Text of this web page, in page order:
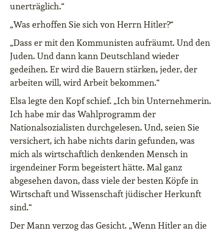
unerträglich.“
„Was erhoffen Sie sich von Herrn Hitler?“
„Dass er mit den Kommunisten aufräumt. Und den
Juden. Und dann kann Deutschland wieder
gedeihen. Er wird die Bauern stärken, jeder, der
arbeiten will, wird Arbeit bekommen.“
Elsa legte den Kopf schief. „Ich bin Unternehmerin.
Ich habe mir das Wahlprogramm der
Nationalsozialisten durchgelesen. Und, seien Sie
versichert, ich habe nichts darin gefunden, was
mich als wirtschaftlich denkenden Mensch in
irgendeiner Form begeistert hätte. Mal ganz
abgesehen davon, dass viele der besten Köpfe in
Wirtschaft und Wissenschaft jüdischer Herkunft
sind.“
Der Mann verzog das Gesicht. „Wenn Hitler an die